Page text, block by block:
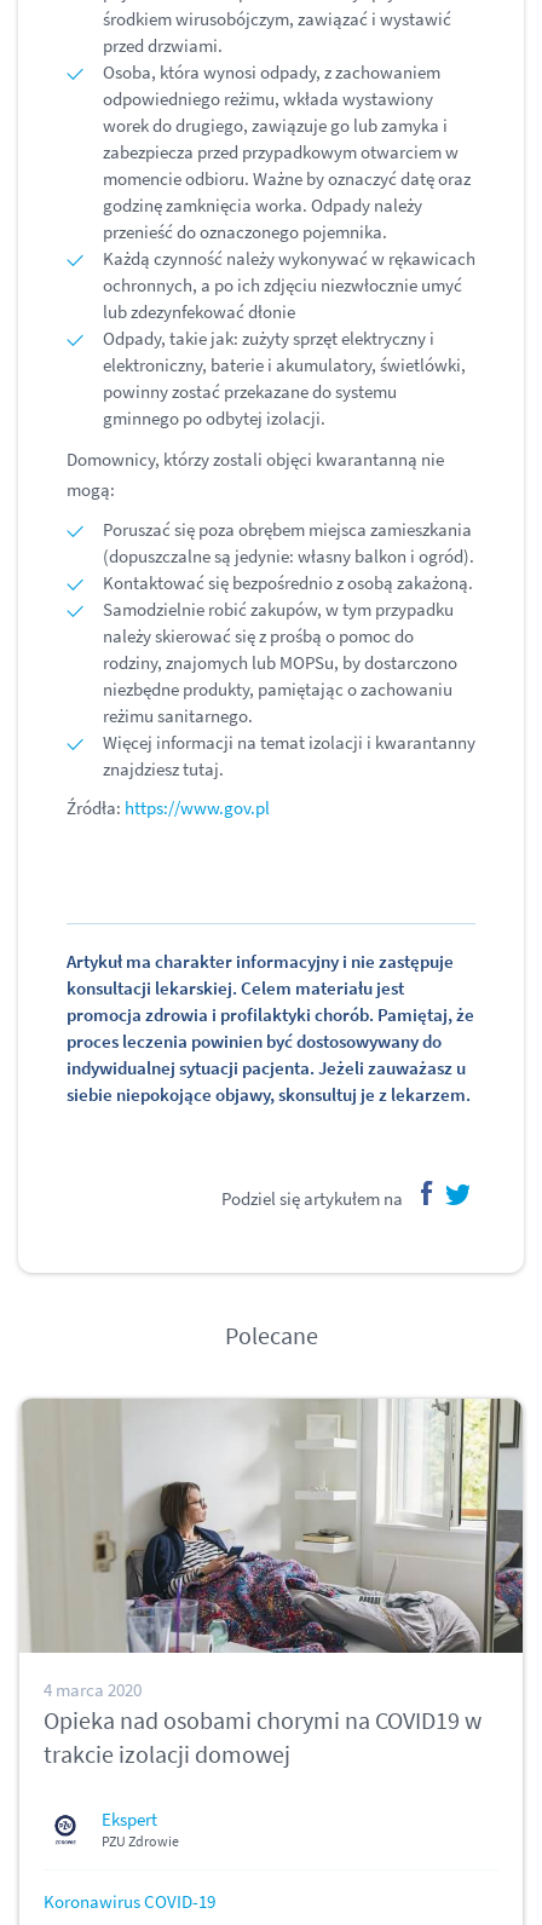
środkiem wirusobójczym, zawiązać i wystawić
przed drzwiami.
Osoba, która wynosi odpady, z zachowaniem
odpowiedniego reżimu, wkłada wystawiony
worek do drugiego, zawiązuje go lub zamyka i
zabezpiecza przed przypadkowym otwarciem w
momencie odbioru. Ważne by oznaczyć datę oraz
godzinę zamknięcia worka. Odpady należy
przenieść do oznaczonego pojemnika.
Każdą czynność należy wykonywać w rękawicach
ochronnych, a po ich zdjęciu niezwłocznie umyć
lub zdezynfekować dłonie
Odpady, takie jak: zużyty sprzęt elektryczny i
elektroniczny, baterie i akumulatory, świetlówki,
powinny zostać przekazane do systemu
gminnego po odbytej izolacji.
Domownicy, którzy zostali objęci kwarantanną nie
mogą:
Poruszać się poza obrębem miejsca zamieszkania
(dopuszczalne są jedynie: własny balkon i ogród).
Kontaktować się bezpośrednio z osobą zakażoną.
Samodzielnie robić zakupów, w tym przypadku
należy skierować się z prośbą o pomoc do
rodziny, znajomych lub MOPSu, by dostarczono
niezbędne produkty, pamiętając o zachowaniu
reżimu sanitarnego.
Więcej informacji na temat izolacji i kwarantanny
znajdziesz tutaj.
Źródła: https://www.gov.pl
Artykuł ma charakter informacyjny i nie zastępuje
konsultacji lekarskiej. Celem materiału jest
promocja zdrowia i profilaktyki chorób. Pamiętaj, że
proces leczenia powinien być dostosowywany do
indywidualnej sytuacji pacjenta. Jeżeli zauważasz u
siebie niepokojące objawy, skonsultuj je z lekarzem.
Podziel się artykułem na
Polecane
4 marca 2020
Opieka nad osobami chorymi na COVID19 w
trakcie izolacji domowej
Ekspert
PZU Zdrowie
Koronawirus COVID-19